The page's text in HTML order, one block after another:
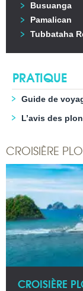
Busuanga
Pamalican
Tubbataha
PRATIQUE
Guide de
L’avis des
CROISIÈRE
CROISIÈRE